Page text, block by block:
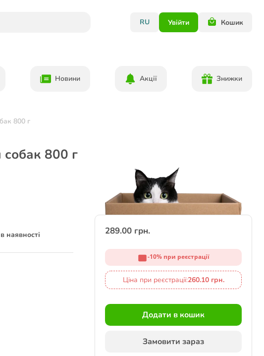
RU Увійти Кошик
Новини Акції Знижки
800 г
800 г
наявності 289.00 грн.
-10% при реєстрації
Ціна при реєстрації:260.10 грн.
Додати в кошик
Замовити зараз